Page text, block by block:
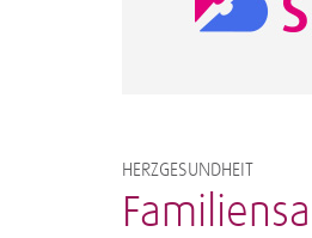
HERZGESUNDHEIT